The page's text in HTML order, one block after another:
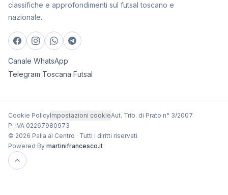
classifiche e approfondimenti sul futsal toscano e
nazionale.
Canale WhatsApp
Telegram Toscana Futsal
Cookie PolicyImpostazioni cookieAut. Trib. di Prato n° 3/2007
P. IVA 02267980973
© 2026 Palla al Centro · Tutti i diritti riservati
Powered By martinifrancesco.it